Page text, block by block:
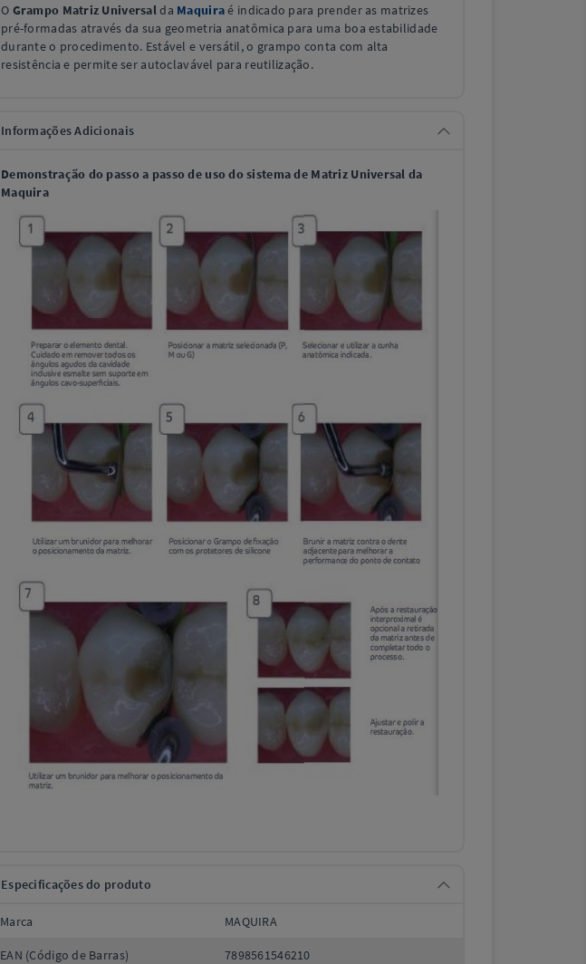
O Grampo Matriz Universalda Maquiraé indicado para prender as matrizes
pré-formadas através da sua geometria anatômica para uma boa estabilidade
durante o procedimento. Estável e versátil, o grampo conta com alta
resistência e permite ser autoclavável para reutilização.
Informações Adicionais
Demonstração do passo a passo de uso do sistema de Matriz Universal da
Maquira
Especificações do produto
Marca MAQUIRA
EAN (Código de Barras) 7898561546210